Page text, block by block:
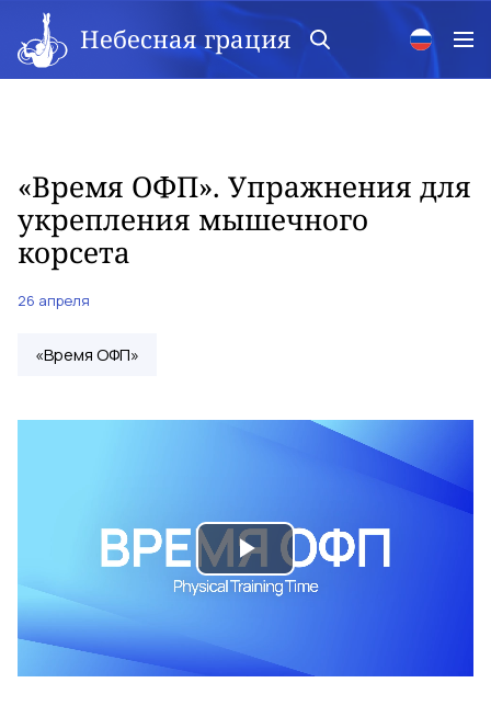
Небесная грация
«Время ОФП». Упражнения для
укрепления мышечного
корсета
26 апреля
«Время ОФП»
Play